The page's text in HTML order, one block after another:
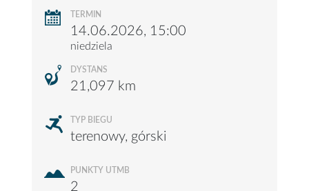
TERMIN
14.06.2026, 15:00
niedziela
DYSTANS
21,097 km
TYP BIEGU
terenowy, górski
PUNKTY UTMB
2